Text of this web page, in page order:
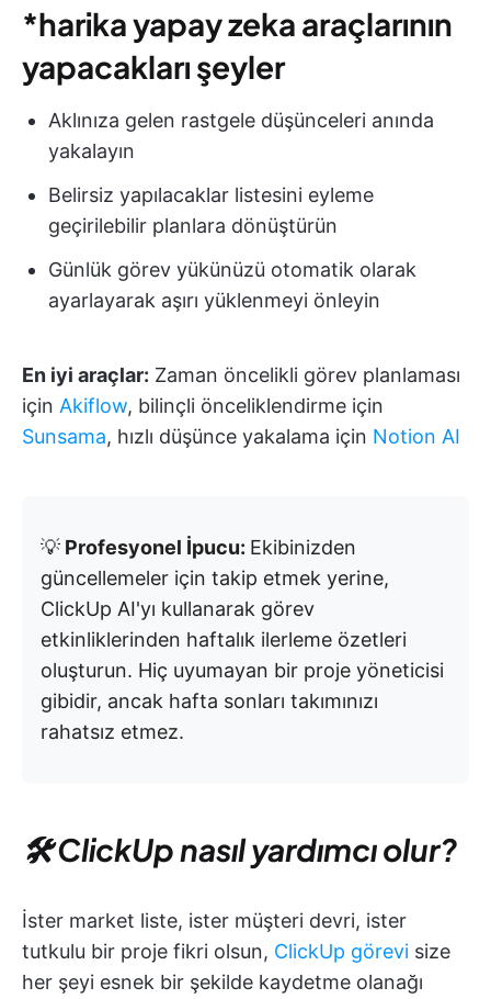
*harika yapay zeka araçlarının
yapacakları şeyler
Aklınıza gelen rastgele düşünceleri anında
yakalayın
Belirsiz yapılacaklar listesini eyleme
geçirilebilir planlara dönüştürün
Günlük görev yükünüzü otomatik olarak
ayarlayarak aşırı yüklenmeyi önleyin
En iyi araçlar: Zaman öncelikli görev planlaması
için Akiflow, bilinçli önceliklendirme için
Sunsama, hızlı düşünce yakalama için Notion AI
💡 Profesyonel İpucu: Ekibinizden
güncellemeler için takip etmek yerine,
ClickUp AI'yı kullanarak görev
etkinliklerinden haftalık ilerleme özetleri
oluşturun. Hiç uyumayan bir proje yöneticisi
gibidir, ancak hafta sonları takımınızı
rahatsız etmez.
🛠 ClickUp nasıl yardımcı olur?
İster market liste, ister müşteri devri, ister
tutkulu bir proje fikri olsun, ClickUp görevi size
her şeyi esnek bir şekilde kaydetme olanağı